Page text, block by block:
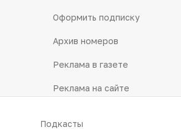
Оформить подписку
Архив номеров
Реклама в газете
Реклама на сайте
Подкасты